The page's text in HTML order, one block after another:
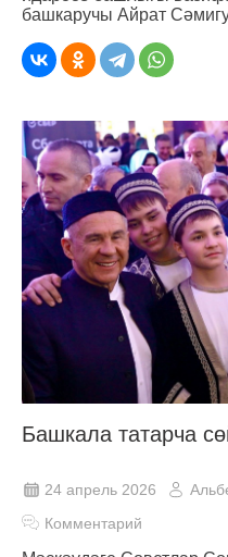
башкаручы Айрат
Башкала татарча
24 апрель 2026
Комментарий